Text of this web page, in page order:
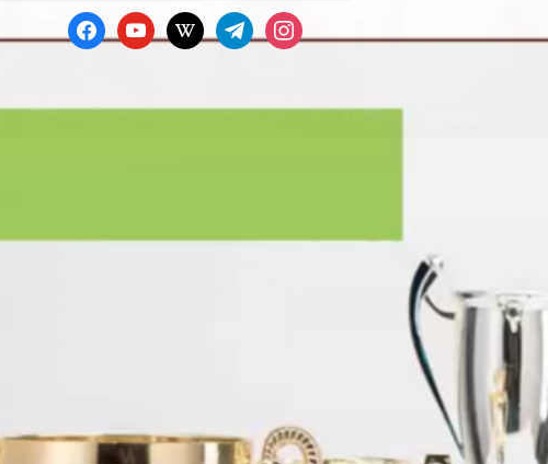
facebookyoutubewikipediatelegraminstagram